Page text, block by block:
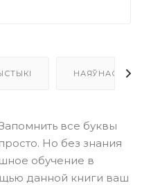
НАЯЎНАСЦЬ
все буквы
Но без знания
обучение в
данной книги ваш